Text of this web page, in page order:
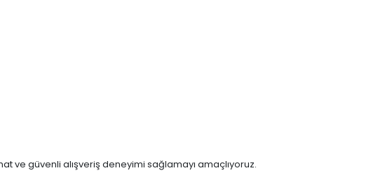
ve güvenli alışveriş deneyimi sağlamayı amaçlıyoruz.